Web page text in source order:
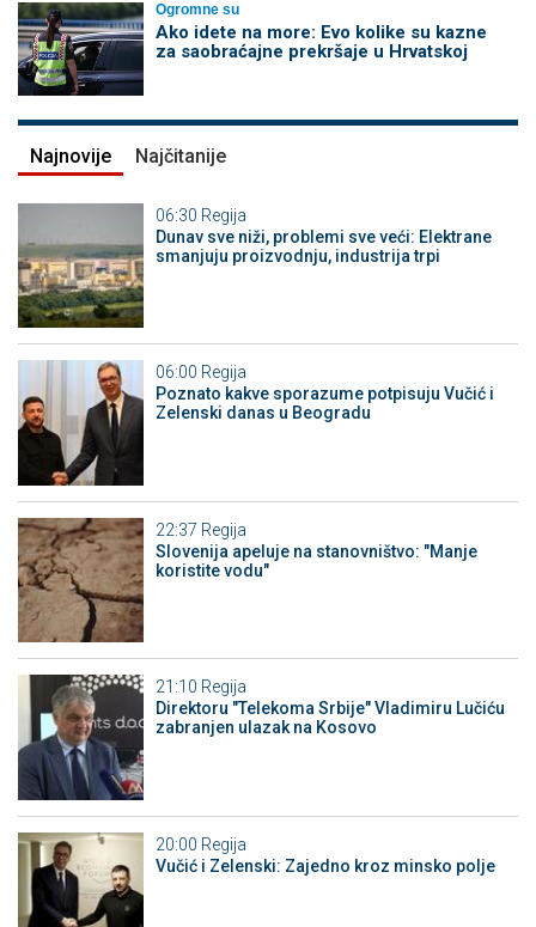
Ogromne su
Ako idete na more: Evo kolike su kazne
za saobraćajne prekršaje u Hrvatskoj
Najnovije Najčitanije
06:30 Regija
Dunav sve niži, problemi sve veći: Elektrane
smanjuju proizvodnju, industrija trpi
06:00 Regija
Poznato kakve sporazume potpisuju Vučić i
Zelenski danas u Beogradu
22:37 Regija
Slovenija apeluje na stanovništvo: "Manje
koristite vodu"
21:10 Regija
Direktoru "Telekoma Srbije" Vladimiru Lučiću
zabranjen ulazak na Kosovo
20:00 Regija
Vučić i Zelenski: Zajedno kroz minsko polje